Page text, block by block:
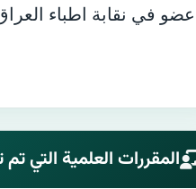
عضو في نقابة اطباء العراق رقم
المقررات العلمية التي